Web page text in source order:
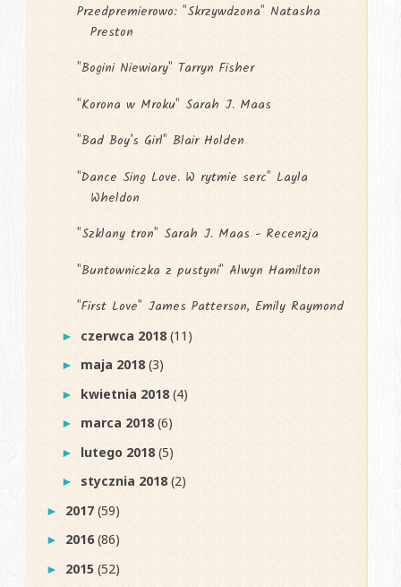
Przedpremierowo: "Skrzywdzona" Natasha
Preston
"Bogini Niewiary" Tarryn Fisher
"Korona w Mroku" Sarah J. Maas
"Bad Boy's Girl" Blair Holden
"Dance Sing Love. W rytmie serc" Layla
Wheldon
"Szklany tron" Sarah J. Maas - Recenzja
"Buntowniczka z pustyni" Alwyn Hamilton
"First Love" James Patterson, Emily Raymond
► czerwca 2018(11)
► maja 2018(3)
► kwietnia 2018(4)
► marca 2018(6)
► lutego 2018(5)
► stycznia 2018(2)
► 2017(59)
► 2016(86)
► 2015(52)